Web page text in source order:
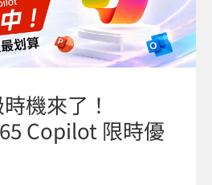
機來了！
Copilot 限時優